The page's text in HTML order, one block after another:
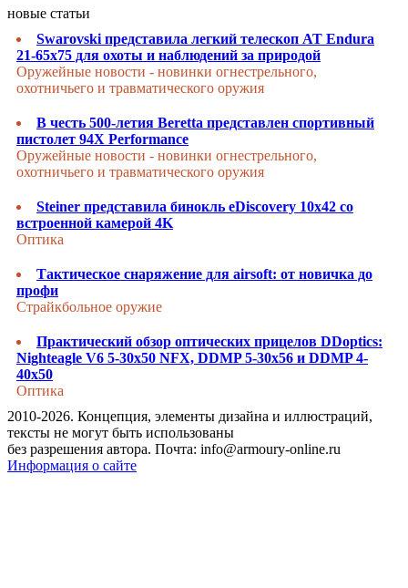
новые статьи
Swarovski представила легкий телескоп AT Endura
21-65x75 для охоты и наблюдений за природой
Оружейные новости - новинки огнестрельного,
охотничьего и травматического оружия
В честь 500-летия Beretta представлен спортивный
пистолет 94X Performance
Оружейные новости - новинки огнестрельного,
охотничьего и травматического оружия
Steiner представила бинокль eDiscovery 10x42 со
встроенной камерой 4K
Оптика
Тактическое снаряжение для airsoft: от новичка до
профи
Страйкбольное оружие
Практический обзор оптических прицелов DDoptics:
Nighteagle V6 5-30x50 NFX, DDMP 5-30x56 и DDMP 4-
40x50
Оптика
2010-2026. Концепция, элементы дизайна и иллюстраций,
тексты не могут быть использованы
без разрешения автора. Почта: info@armoury-online.ru
Информация о сайте